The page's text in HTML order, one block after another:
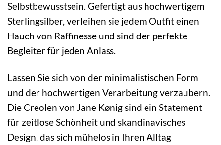
Selbstbewusstsein. Gefertigt aus hochwertigem
Sterlingsilber, verleihen sie jedem Outfit einen
Hauch von Raffinesse und sind der perfekte
Begleiter für jeden Anlass.
Lassen Sie sich von der minimalistischen Form
und der hochwertigen Verarbeitung verzaubern.
Die Creolen von Jane Kønig sind ein Statement
für zeitlose Schönheit und skandinavisches
Design, das sich mühelos in Ihren Alltag